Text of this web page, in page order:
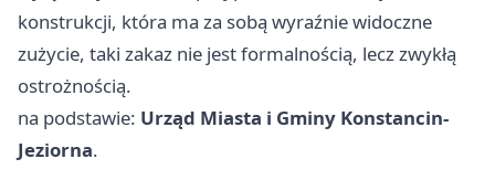
konstrukcji, która ma za sobą wyraźnie widoczne
zużycie, taki zakaz nie jest formalnością, lecz zwykłą
ostrożnością.
na podstawie: Urząd Miasta i Gminy Konstancin-
Jeziorna.